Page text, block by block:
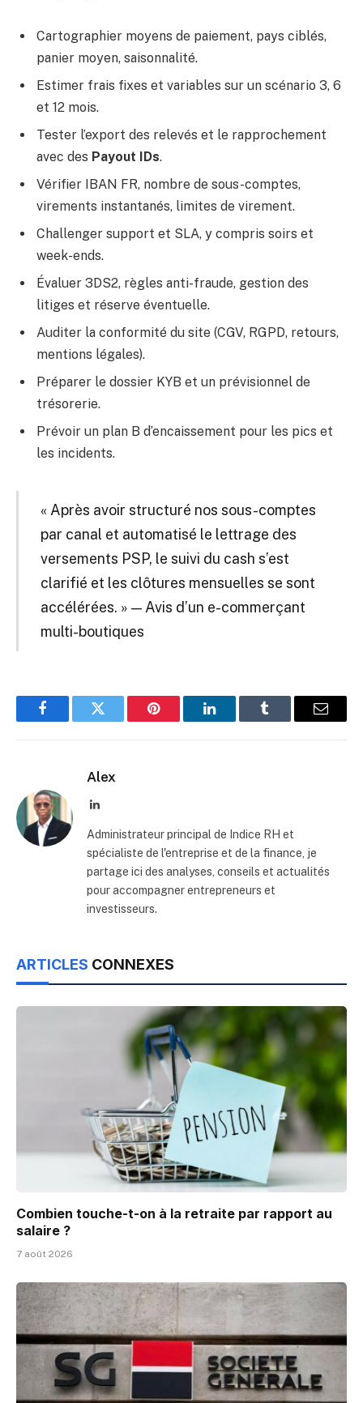
Cartographier moyens de paiement, pays ciblés,
panier moyen, saisonnalité.
Estimer frais fixes et variables sur un scénario 3, 6
et 12 mois.
Tester l’export des relevés et le rapprochement
avec des Payout IDs.
Vérifier IBAN FR, nombre de sous-comptes,
virements instantanés, limites de virement.
Challenger support et SLA, y compris soirs et
week-ends.
Évaluer 3DS2, règles anti-fraude, gestion des
litiges et réserve éventuelle.
Auditer la conformité du site (CGV, RGPD, retours,
mentions légales).
Préparer le dossier KYB et un prévisionnel de
trésorerie.
Prévoir un plan B d’encaissement pour les pics et
les incidents.
« Après avoir structuré nos sous-comptes
par canal et automatisé le lettrage des
versements PSP, le suivi du cash s’est
clarifié et les clôtures mensuelles se sont
accélérées. » — Avis d’un e-commerçant
multi-boutiques
FacebookTwitter Pinterest LinkedInTumblr Email
Alex
LinkedIn
Administrateur principal de Indice RH et
spécialiste de l'entreprise et de la finance, je
partage ici des analyses, conseils et actualités
pour accompagner entrepreneurs et
investisseurs.
ARTICLES CONNEXES
Combien touche-t-on à la retraite par rapport au
salaire ?
7 août 2026